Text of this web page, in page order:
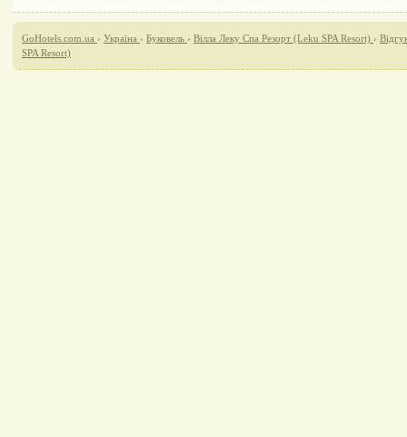
GoHotels.com.ua › Україна › Буковель › Вілла Леку Спа Резорт (Leku SPA Resort) ›
SPA Resort)